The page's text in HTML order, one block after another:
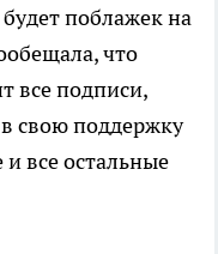
поблажек на
что
все подписи,
свою поддержку
и все остальные